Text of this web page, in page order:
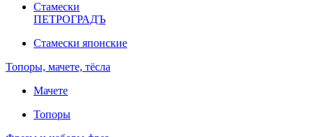
Стамески
ПЕТРОГРАДЪ
Стамески японские
Топоры, мачете, тёсла
Мачете
Топоры